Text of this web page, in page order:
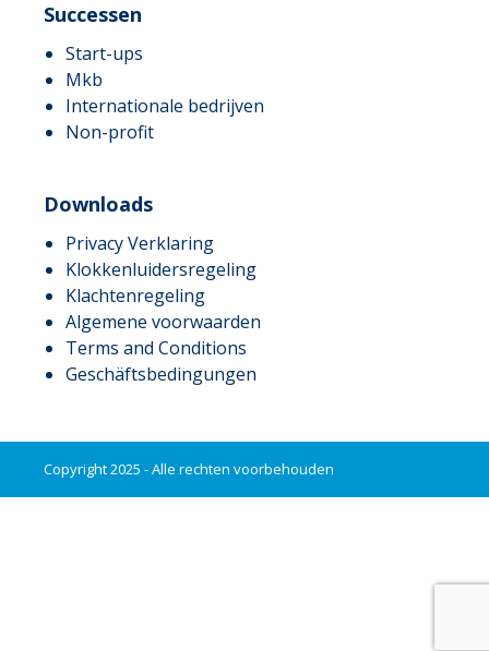
Successen
Start-ups
Mkb
Internationale bedrijven
Non-profit
Downloads
Privacy Verklaring
Klokkenluidersregeling
Klachtenregeling
Algemene voorwaarden
Terms and Conditions
Geschäftsbedingungen
Copyright 2025 - Alle rechten voorbehouden